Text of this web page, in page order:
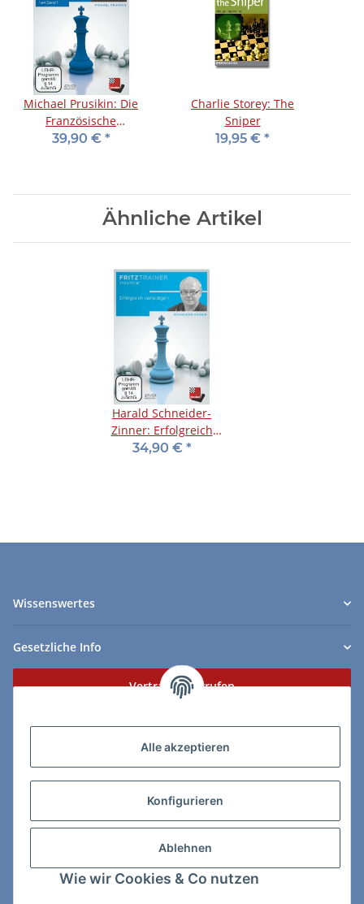
Alle akzeptieren
Konfigurieren
Ablehnen
Wie wir Cookies & Co nutzen
Michael Prusikin: Die
Französische
Verteidigung - Band 1
39,90 € *
Charlie Storey: The
Sniper
19,95 € *
Ähnliche Artikel
Harald Schneider-
Zinner: Erfolgreich
verteidigen
34,90 € *
Wissenswertes
Gesetzliche Info
Vertrag widerrufen
ChessWare Schachversand